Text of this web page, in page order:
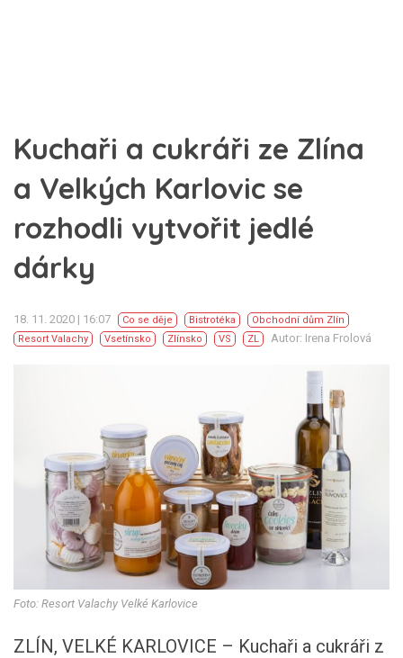
Kuchaři a cukráři ze Zlína
a Velkých Karlovic se
rozhodli vytvořit jedlé
dárky
18. 11. 2020 | 16:07 Co se děje Bistrotéka
Obchodní dům Zlín
Resort Valachy
Vsetínsko Zlínsko VS ZL Autor: Irena Frolová
Foto: Resort Valachy Velké Karlovice
ZLÍN, VELKÉ KARLOVICE – Kuchaři a cukráři z